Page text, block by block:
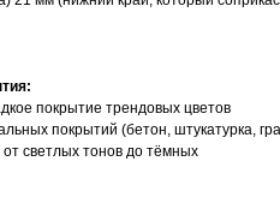
покрытие трендовых цветов
покрытий (бетон, штукатурка,
светлых тонов до тёмных